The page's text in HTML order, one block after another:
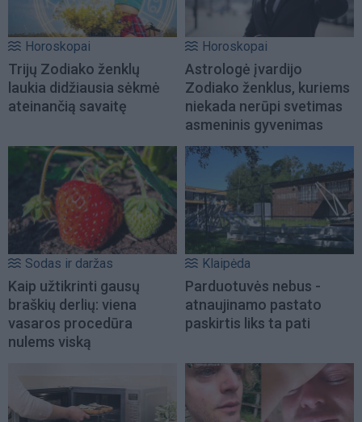
Horoskopai
Trijų Zodiako ženklų
laukia didžiausia sėkmė
ateinančią savaitę
Horoskopai
Astrologė įvardijo
Zodiako ženklus, kuriems
niekada nerūpi svetimas
asmeninis gyvenimas
Sodas ir daržas
Kaip užtikrinti gausų
braškių derlių: viena
vasaros procedūra
nulems viską
Klaipėda
Parduotuvės nebus -
atnaujinamo pastato
paskirtis liks ta pati